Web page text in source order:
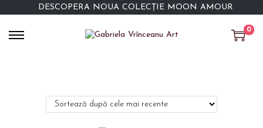
DESCOPERĂ NOUA COLECȚIE MOON AMOUR
0